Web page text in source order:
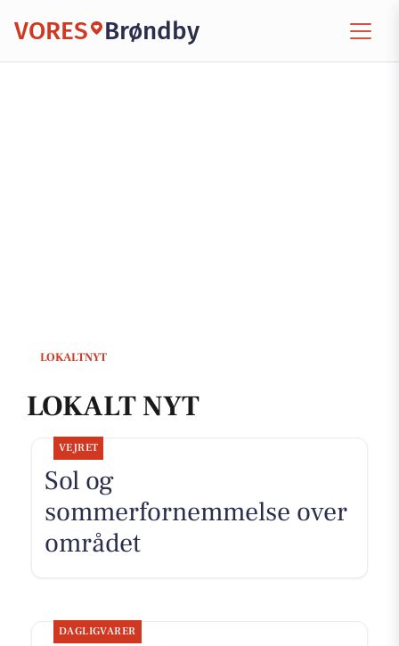
VORES Brøndby
LOKALTNYT
LOKALT NYT
VEJRET
Sol og
sommerfornemmelse over
området
DAGLIGVARER